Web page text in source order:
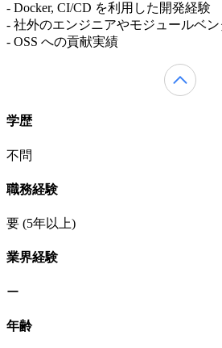
- Docker, CI/CD を利用した開発経験
- 社外のエンジニアやモジュールベ
- OSS への貢献実績
学歴
不問
職務経験
要 (5年以上)
業界経験
ー
年齢